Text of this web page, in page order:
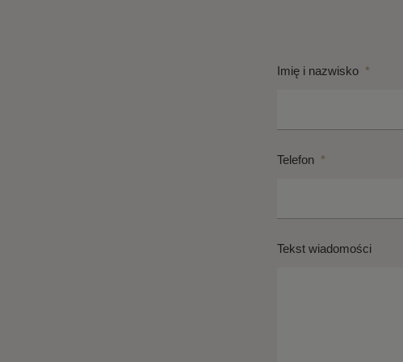
Imię i nazwisko *
Telefon *
Tekst wiadomości